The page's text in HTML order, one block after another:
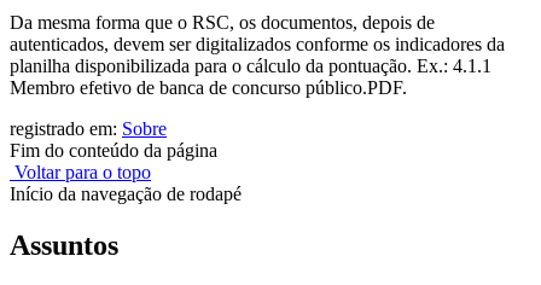
Da mesma forma que o RSC, os documentos, depois de
autenticados, devem ser digitalizados conforme os indicadores da
planilha disponibilizada para o cálculo da pontuação. Ex.: 4.1.1
Membro efetivo de banca de concurso público.PDF.
registrado em: Sobre
Fim do conteúdo da página
Voltar para o topo
Início da navegação de rodapé
Assuntos